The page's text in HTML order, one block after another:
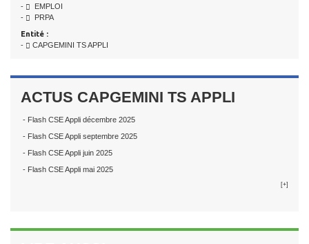
-
EMPLOI
-
PRPA
Entité :
-
CAPGEMINI TS APPLI
ACTUS CAPGEMINI TS APPLI
- Flash CSE Appli décembre 2025
- Flash CSE Appli septembre 2025
- Flash CSE Appli juin 2025
- Flash CSE Appli mai 2025
[+]